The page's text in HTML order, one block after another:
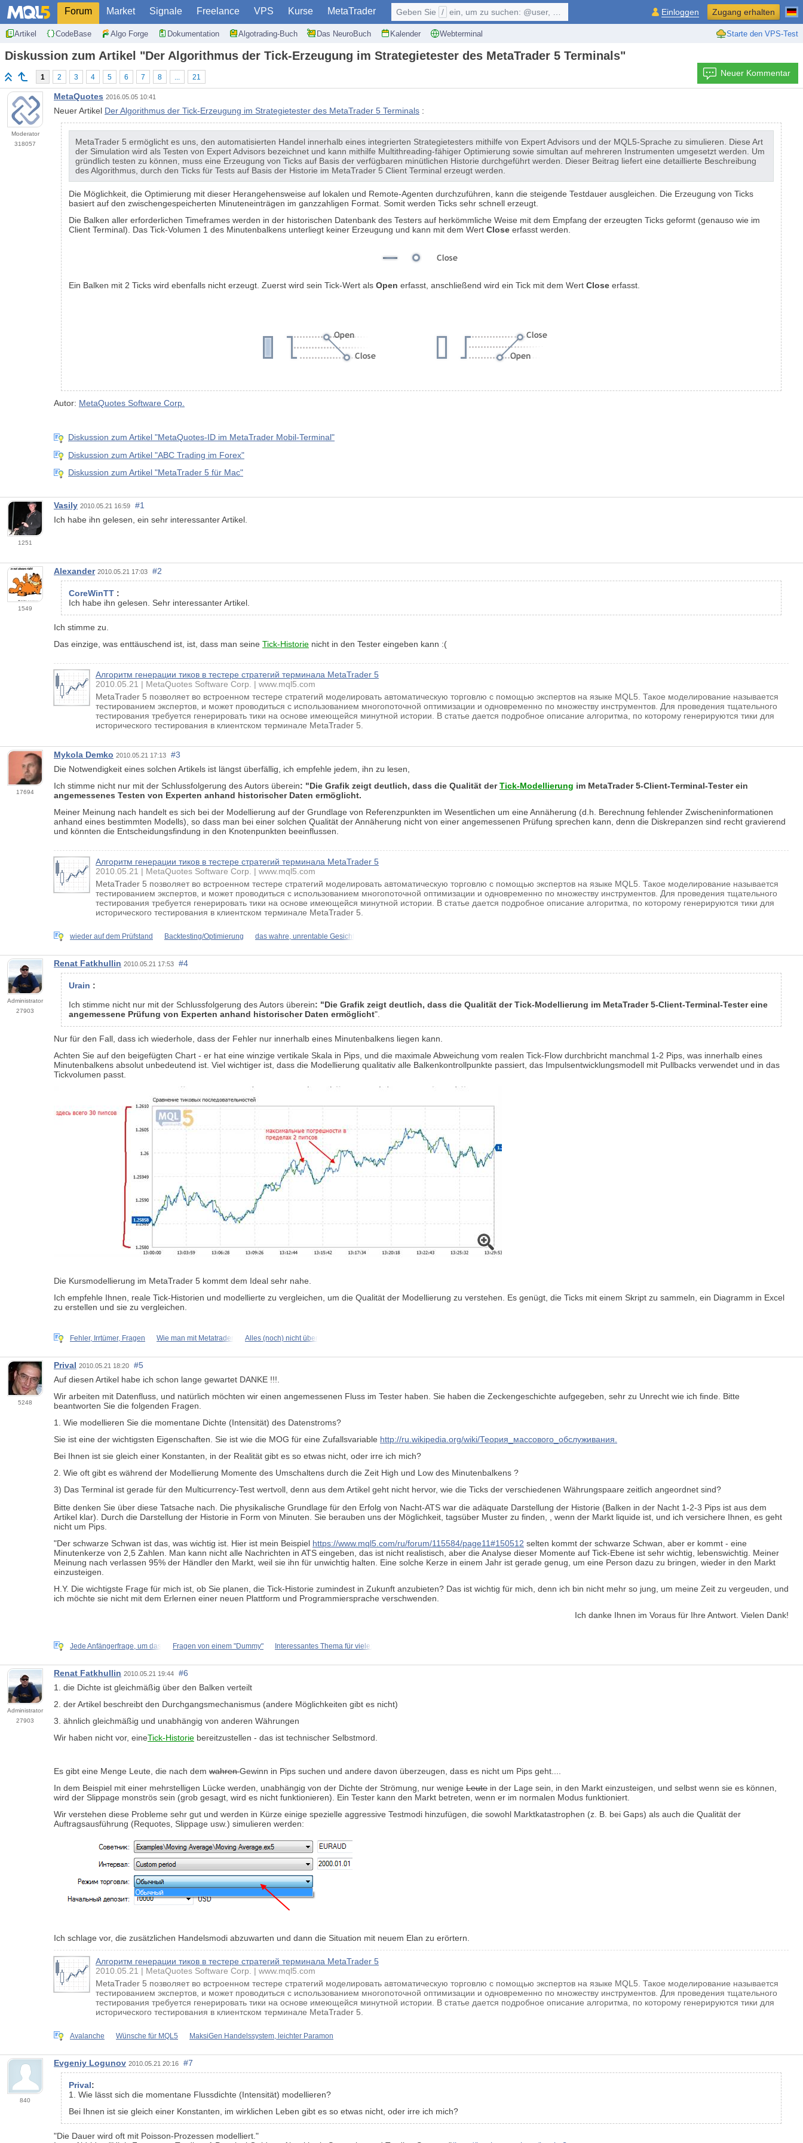
Forum Market Signale Freelance VPS Kurse MetaTrader
Artikel CodeBase Algo Forge Dokumentation Algotrading-Buch Das NeuroBuch Kalender Webterminal Starte den VPS-Test
Geben Sie / ein, um zu suchen: @user, $symbol, ... Einloggen Zugang erhalten
Diskussion zum Artikel "Der Algorithmus der Tick-Erzeugung im Strategietester des MetaTrader 5 Terminals"
1 2 3 4 5 6 7 8 ... 21 Neuer Kommentar
Moderator
318057
MetaQuotes 2016.05.05 10:41
Neuer Artikel Der Algorithmus der Tick-Erzeugung im Strategietester des MetaTrader 5 Terminals :
MetaTrader 5 ermöglicht es uns, den automatisierten Handel innerhalb eines integrierten Strategietesters mithilfe von Expert Advisors und der MQL5-Sprache zu simulieren. Diese Art
der Simulation wird als Testen von Expert Advisors bezeichnet und kann mithilfe Multithreading-fähiger Optimierung sowie simultan auf mehreren Instrumenten umgesetzt werden. Um
gründlich testen zu können, muss eine Erzeugung von Ticks auf Basis der verfügbaren minütlichen Historie durchgeführt werden. Dieser Beitrag liefert eine detaillierte Beschreibung
des Algorithmus, durch den Ticks für Tests auf Basis der Historie im MetaTrader 5 Client Terminal erzeugt werden.
Die Möglichkeit, die Optimierung mit dieser Herangehensweise auf lokalen und Remote-Agenten durchzuführen, kann die steigende Testdauer ausgleichen. Die Erzeugung von Ticks
basiert auf den zwischengespeicherten Minuteneinträgen im ganzzahligen Format. Somit werden Ticks sehr schnell erzeugt.
Die Balken aller erforderlichen Timeframes werden in der historischen Datenbank des Testers auf herkömmliche Weise mit dem Empfang der erzeugten Ticks geformt (genauso wie im
Client Terminal). Das Tick-Volumen 1 des Minutenbalkens unterliegt keiner Erzeugung und kann mit dem Wert Close erfasst werden.
Ein Balken mit 2 Ticks wird ebenfalls nicht erzeugt. Zuerst wird sein Tick-Wert als Open erfasst, anschließend wird ein Tick mit dem Wert Close erfasst.
Autor: MetaQuotes Software Corp.
Diskussion zum Artikel "MetaQuotes-ID im MetaTrader Mobil-Terminal"
Diskussion zum Artikel "ABC Trading im Forex"
Diskussion zum Artikel "MetaTrader 5 für Mac"
1251
Vasily 2010.05.21 16:59
#1
Ich habe ihn gelesen, ein sehr interessanter Artikel.
1549
Alexander 2010.05.21 17:03 #2
CoreWinTT :
Ich habe ihn gelesen. Sehr interessanter Artikel.
Ich stimme zu.
Das einzige, was enttäuschend ist, ist, dass man seine Tick-Historie nicht in den Tester eingeben kann :(
Алгоритм генерации тиков в тестере стратегий терминала MetaTrader 5
2010.05.21
MetaQuotes Software Corp.
www.mql5.com
MetaTrader 5 позволяет во встроенном тестере стратегий моделировать автоматическую торговлю с помощью экспертов на языке MQL5. Такое моделирование называется
тестированием экспертов, и может проводиться с использованием многопоточной оптимизации и одновременно по множеству инструментов. Для проведения тщательного
тестирования требуется генерировать тики на основе имеющейся минутной истории. В статье дается подробное описание алгоритма, по которому генерируются тики для
исторического тестирования в клиентском терминале MetaTrader 5.
17694
Mykola Demko 2010.05.21 17:13
#3
Die Notwendigkeit eines solchen Artikels ist längst überfällig, ich empfehle jedem, ihn zu lesen,
Ich stimme nicht nur mit der Schlussfolgerung des Autors überein: "Die Grafik zeigt deutlich, dass die Qualität derTick-Modellierung im MetaTrader 5-Client-Terminal-Tester ein
angemessenes Testen von Experten anhand historischer Daten ermöglicht.
Meiner Meinung nach handelt es sich bei der Modellierung auf der Grundlage von Referenzpunkten im Wesentlichen um eine Annäherung (d.h. Berechnung fehlender Zwischeninformationen
anhand eines bestimmten Modells), so dass man bei einer solchen Qualität der Annäherung nicht von einer angemessenen Prüfung sprechen kann, denn die Diskrepanzen sind recht gravierend
und könnten die Entscheidungsfindung in den Knotenpunkten beeinflussen.
Алгоритм генерации тиков в тестере стратегий терминала MetaTrader 5
2010.05.21
MetaQuotes Software Corp.
www.mql5.com
MetaTrader 5 позволяет во встроенном тестере стратегий моделировать автоматическую торговлю с помощью экспертов на языке MQL5. Такое моделирование называется
тестированием экспертов, и может проводиться с использованием многопоточной оптимизации и одновременно по множеству инструментов. Для проведения тщательного
тестирования требуется генерировать тики на основе имеющейся минутной истории. В статье дается подробное описание алгоритма, по которому генерируются тики для
исторического тестирования в клиентском терминале MetaTrader 5.
wieder auf dem Prüfstand Backtesting/Optimierung das wahre, unrentable Gesicht
Administrator
27903
Renat Fatkhullin 2010.05.21 17:53 #4
Urain :
Ich stimme nicht nur mit der Schlussfolgerung des Autors überein: "Die Grafik zeigt deutlich, dass die Qualität der Tick-Modellierung im MetaTrader 5-Client-Terminal-Tester eine
angemessene Prüfung von Experten anhand historischer Daten ermöglicht".
Nur für den Fall, dass ich wiederhole, dass der Fehler nur innerhalb eines Minutenbalkens liegen kann.
Achten Sie auf den beigefügten Chart - er hat eine winzige vertikale Skala in Pips, und die maximale Abweichung vom realen Tick-Flow durchbricht manchmal 1-2 Pips, was innerhalb eines
Minutenbalkens absolut unbedeutend ist. Viel wichtiger ist, dass die Modellierung qualitativ alle Balkenkontrollpunkte passiert, das Impulsentwicklungsmodell mit Pullbacks verwendet und in das
Tickvolumen passt.
Die Kursmodellierung im MetaTrader 5 kommt dem Ideal sehr nahe.
Ich empfehle Ihnen, reale Tick-Historien und modellierte zu vergleichen, um die Qualität der Modellierung zu verstehen. Es genügt, die Ticks mit einem Skript zu sammeln, ein Diagramm in Excel
zu erstellen und sie zu vergleichen.
Fehler, Irrtümer, Fragen Wie man mit Metatrader Alles (noch) nicht über
5248
Prival 2010.05.21 18:20
#5
Auf diesen Artikel habe ich schon lange gewartet DANKE !!!.
Wir arbeiten mit Datenfluss, und natürlich möchten wir einen angemessenen Fluss im Tester haben. Sie haben die Zeckengeschichte aufgegeben, sehr zu Unrecht wie ich finde. Bitte
beantworten Sie die folgenden Fragen.
1. Wie modellieren Sie die momentane Dichte (Intensität) des Datenstroms?
Sie ist eine der wichtigsten Eigenschaften. Sie ist wie die MOG für eine Zufallsvariable http://ru.wikipedia.org/wiki/Теория_массового_обслуживания.
Bei Ihnen ist sie gleich einer Konstanten, in der Realität gibt es so etwas nicht, oder irre ich mich?
2. Wie oft gibt es während der Modellierung Momente des Umschaltens durch die Zeit High und Low des Minutenbalkens ?
3) Das Terminal ist gerade für den Multicurrency-Test wertvoll, denn aus dem Artikel geht nicht hervor, wie die Ticks der verschiedenen Währungspaare zeitlich angeordnet sind?
Bitte denken Sie über diese Tatsache nach. Die physikalische Grundlage für den Erfolg von Nacht-ATS war die adäquate Darstellung der Historie (Balken in der Nacht 1-2-3 Pips ist aus dem
Artikel klar). Durch die Darstellung der Historie in Form von Minuten. Sie berauben uns der Möglichkeit, tagsüber Muster zu finden,
, wenn der Markt liquide ist, und ich versichere Ihnen, es geht
nicht um Pips.
"Der schwarze Schwan ist das, was wichtig ist. Hier ist mein Beispiel https://www.mql5.com/ru/forum/115584/page11#150512 selten kommt der schwarze Schwan, aber er kommt - eine
Minutenkerze von 2,5 Zahlen. Man kann nicht alle Nachrichten in ATS eingeben, das ist nicht realistisch, aber die Analyse dieser Momente auf Tick-Ebene ist sehr wichtig, lebenswichtig. Meiner
Meinung nach verlassen 95% der Händler den Markt, weil sie ihn für unwichtig halten. Eine solche Kerze in einem Jahr ist gerade genug, um eine Person dazu zu bringen, wieder in den Markt
einzusteigen.
H.Y. Die wichtigste Frage für mich ist, ob Sie planen, die Tick-Historie zumindest in Zukunft anzubieten? Das ist wichtig für mich, denn ich bin nicht mehr so jung, um meine Zeit zu vergeuden, und
ich möchte sie nicht mit dem Erlernen einer neuen Plattform und Programmiersprache verschwenden.
Ich danke Ihnen im Voraus für Ihre Antwort. Vielen Dank!
Jede Anfängerfrage, um das Fragen von einem "Dummy" Interessantes Thema für viele:
Administrator
27903
Renat Fatkhullin 2010.05.21 19:44
#6
1. die Dichte ist gleichmäßig über den Balken verteilt
2. der Artikel beschreibt den Durchgangsmechanismus (andere Möglichkeiten gibt es nicht)
3. ähnlich gleichmäßig und unabhängig von anderen Währungen
Wir haben nicht vor, eineTick-Historie bereitzustellen - das ist technischer Selbstmord.
Es gibt eine Menge Leute, die nach dem wahrenGewinn in Pips suchen und andere davon überzeugen, dass es nicht um Pips geht....
In dem Beispiel mit einer mehrstelligen Lücke werden, unabhängig von der Dichte der Strömung, nur wenige Leute in der Lage sein, in den Markt einzusteigen, und selbst wenn sie es können,
wird der Slippage monströs sein (grob gesagt, wird es nicht funktionieren). Ein Tester kann den Markt betreten, wenn er im normalen Modus funktioniert.
Wir verstehen diese Probleme sehr gut und werden in Kürze einige spezielle aggressive Testmodi hinzufügen, die sowohl Marktkatastrophen (z. B. bei Gaps) als auch die Qualität der
Auftragsausführung (Requotes, Slippage usw.) simulieren werden:
Ich schlage vor, die zusätzlichen Handelsmodi abzuwarten und dann die Situation mit neuem Elan zu erörtern.
Алгоритм генерации тиков в тестере стратегий терминала MetaTrader 5
2010.05.21
MetaQuotes Software Corp.
www.mql5.com
MetaTrader 5 позволяет во встроенном тестере стратегий моделировать автоматическую торговлю с помощью экспертов на языке MQL5. Такое моделирование называется
тестированием экспертов, и может проводиться с использованием многопоточной оптимизации и одновременно по множеству инструментов. Для проведения тщательного
тестирования требуется генерировать тики на основе имеющейся минутной истории. В статье дается подробное описание алгоритма, по которому генерируются тики для
исторического тестирования в клиентском терминале MetaTrader 5.
Avalanche Wünsche für MQL5 MaksiGen Handelssystem, leichter Paramon
840
Evgeniy Logunov 2010.05.21 20:16 #7
Prival:
1. Wie lässt sich die momentane Flussdichte (Intensität) modellieren?
Bei Ihnen ist sie gleich einer Konstanten, im wirklichen Leben gibt es so etwas nicht, oder irre ich mich?
"Die Dauer wird oft mit Poisson-Prozessen modelliert."